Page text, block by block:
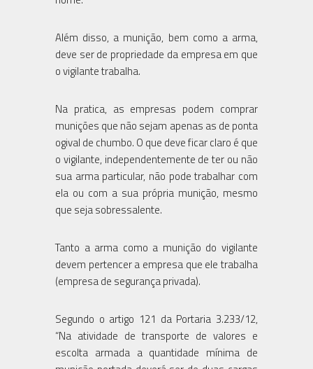
Além disso, a munição, bem como a arma,
deve ser de propriedade da empresa em que
o vigilante trabalha.
Na pratica, as empresas podem comprar
munições que não sejam apenas as de ponta
ogival de chumbo. O que deve ficar claro é que
o vigilante, independentemente de ter ou não
sua arma particular, não pode trabalhar com
ela ou com a sua própria munição, mesmo
que seja sobressalente.
Tanto a arma como a munição do vigilante
devem pertencer a empresa que ele trabalha
(empresa de segurança privada).
Segundo o artigo 121 da Portaria 3.233/12,
“Na atividade de transporte de valores e
escolta armada a quantidade mínima de